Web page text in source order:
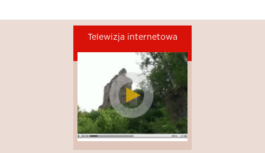
Telewizja internetowa